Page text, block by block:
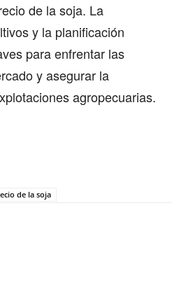
de la soja. La
y la planificación
para enfrentar las
y asegurar la
agropecuarias.
de la soja